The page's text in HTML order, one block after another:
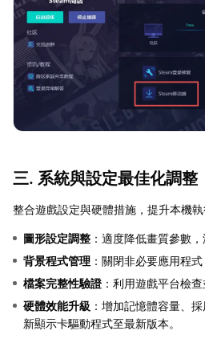
三. 系統與設定最佳化調整
整合遊戲設定與硬體措施，提升本機執
圖形設定調整 ：適度降低畫質參數，
背景程式管理 ：關閉非必要應用程式
檔案完整性驗證：利用遊戲平台檢查
硬體效能升級 ：增加記憶體容量、
新顯示卡驅動程式至最新版本。